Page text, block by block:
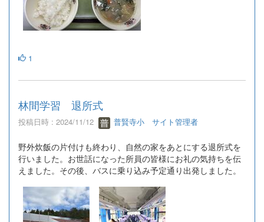
1
林間学習 退所式
投稿日時 : 2024/11/12 普賢寺小 サイト管理者
野外炊飯の片付けも終わり、自然の家をあとにする退所式を
行いました。お世話になった所員の皆様にお礼の気持ちを伝
えました。その後、バスに乗り込み予定通り出発しました。